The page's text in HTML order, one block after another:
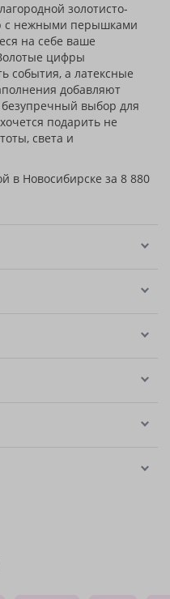
золотисто-
с нежными перышками
на себе ваше
цифры
события, а латексные
добавляют
безупречный выбор для
подарить не
света и
в Новосибирске за 8 880